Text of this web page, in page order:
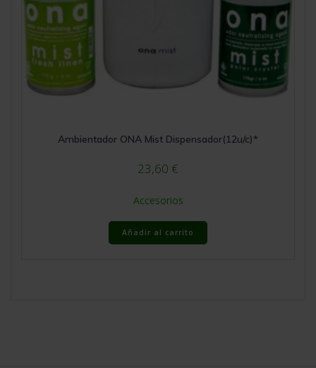
Ambientador ONA Mist Dispensador(12u/c)*
23,60 €
Accesorios
Añadir al carrito